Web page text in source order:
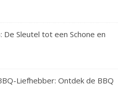
Sleutel tot een Schone en
Liefhebber: Ontdek de BBQ